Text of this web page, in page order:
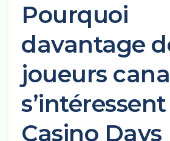
Pourquoi
davantage
joueurs
Casino Days